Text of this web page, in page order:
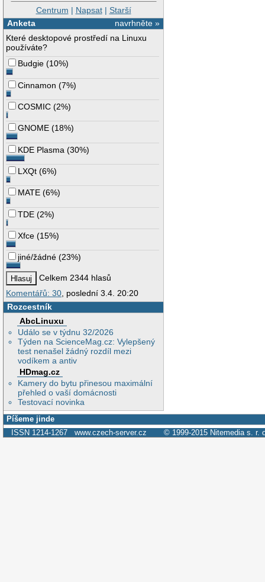
Centrum | Napsat| Starší
navrhněte »
Anketa
Které desktopové prostředí na Linuxu
používáte?
Budgie (10%)
Cinnamon (7%)
COSMIC (2%)
GNOME (18%)
KDE Plasma (30%)
LXQt (6%)
MATE (6%)
TDE (2%)
Xfce (15%)
jiné/žádné (23%)
Celkem 2344 hlasů
Komentářů: 30 , poslední 3.4. 20:20
Rozcestník
AbcLinuxu
Událo se v týdnu 32/2026
Týden na ScienceMag.cz: Vylepšený
test nenašel žádný rozdíl mezi
vodíkem a antiv
HDmag.cz
Kamery do bytu přinesou maximální
přehled o vaší domácnosti
Testovací novinka
Píšeme jinde
ISSN 1214-1267 www.czech-server.cz © 1999-2015 Nitemedia s. r.